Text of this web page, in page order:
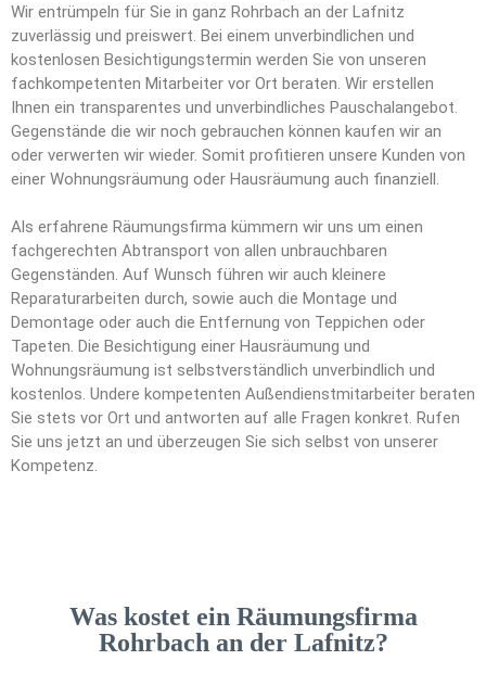
Wir entrümpeln für Sie in ganz Rohrbach an der Lafnitz
zuverlässig und preiswert. Bei einem unverbindlichen und
kostenlosen Besichtigungstermin werden Sie von unseren
fachkompetenten Mitarbeiter vor Ort beraten. Wir erstellen
Ihnen ein transparentes und unverbindliches Pauschalangebot.
Gegenstände die wir noch gebrauchen können kaufen wir an
oder verwerten wir wieder. Somit profitieren unsere Kunden von
einer Wohnungsräumung oder Hausräumung auch finanziell.
Als erfahrene Räumungsfirma kümmern wir uns um einen
fachgerechten Abtransport von allen unbrauchbaren
Gegenständen. Auf Wunsch führen wir auch kleinere
Reparaturarbeiten durch, sowie auch die Montage und
Demontage oder auch die Entfernung von Teppichen oder
Tapeten. Die Besichtigung einer Hausräumung und
Wohnungsräumung ist selbstverständlich unverbindlich und
kostenlos. Undere kompetenten Außendienstmitarbeiter beraten
Sie stets vor Ort und antworten auf alle Fragen konkret. Rufen
Sie uns jetzt an und überzeugen Sie sich selbst von unserer
Kompetenz.
Was kostet ein Räumungsfirma
Rohrbach an der Lafnitz?